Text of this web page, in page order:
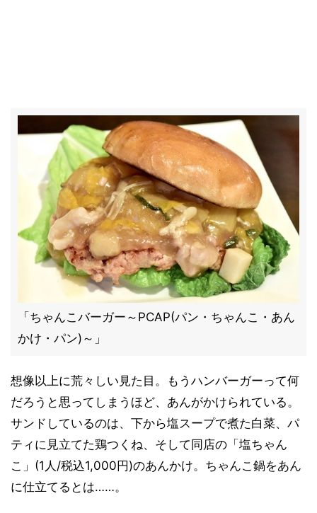
「ちゃんこバーガー～PCAP(パン・ちゃんこ・あん
かけ・パン)～」
想像以上に荒々しい見た目。もうハンバーガーって何
だろうと思ってしまうほど、あんがかけられている。
サンドしているのは、下から塩スープで煮た白菜、パ
ティに見立てた鶏つくね、そして同店の「塩ちゃん
こ」(1人/税込1,000円)のあんかけ。ちゃんこ鍋をあん
に仕立てるとは……。